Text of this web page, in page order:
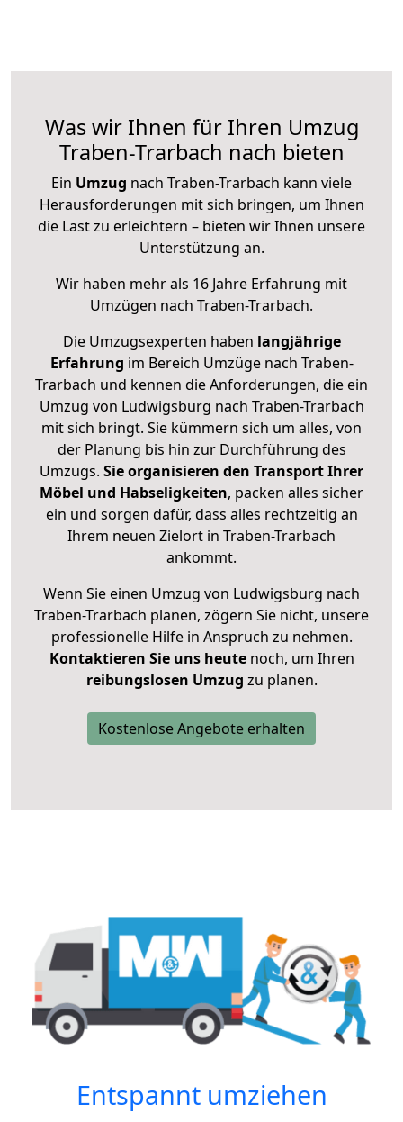
Was wir Ihnen für Ihren Umzug
Traben-Trarbach nach bieten
Ein Umzug nach Traben-Trarbach kann viele
Herausforderungen mit sich bringen, um Ihnen
die Last zu erleichtern – bieten wir Ihnen unsere
Unterstützung an.
Wir haben mehr als 16 Jahre Erfahrung mit
Umzügen nach Traben-Trarbach.
Die Umzugsexperten haben langjährige
Erfahrung im Bereich Umzüge nach Traben-
Trarbach und kennen die Anforderungen, die ein
Umzug von Ludwigsburg nach Traben-Trarbach
mit sich bringt. Sie kümmern sich um alles, von
der Planung bis hin zur Durchführung des
Umzugs. Sie organisieren den Transport Ihrer
Möbel und Habseligkeiten, packen alles sicher
ein und sorgen dafür, dass alles rechtzeitig an
Ihrem neuen Zielort in Traben-Trarbach
ankommt.
Wenn Sie einen Umzug von Ludwigsburg nach
Traben-Trarbach planen, zögern Sie nicht, unsere
professionelle Hilfe in Anspruch zu nehmen.
Kontaktieren Sie uns heutenoch, um Ihren
reibungslosen Umzug zu planen.
Kostenlose Angebote erhalten
Entspannt umziehen